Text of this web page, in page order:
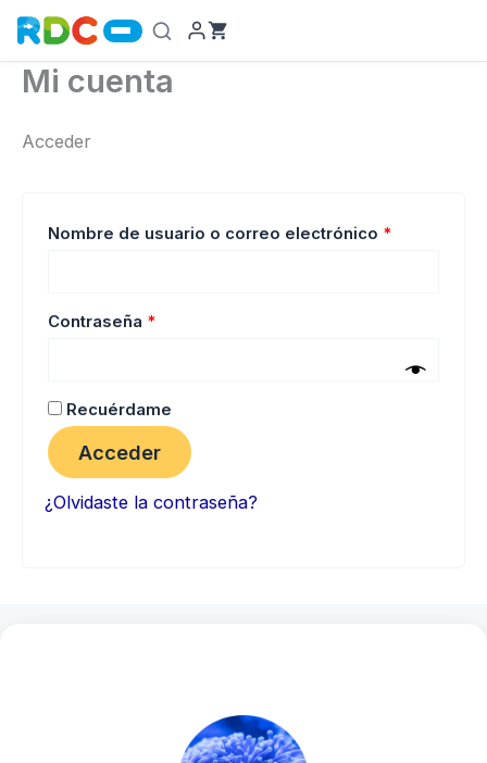
contenido
Mi cuenta
Acceder
Nombre de usuario o correo electrónico *
Contraseña *
Recuérdame
Acceder
¿Olvidaste la contraseña?